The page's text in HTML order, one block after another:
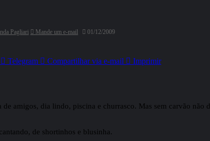
Pagliari Mande um e-mail
01/12/2009
Telegram Compartilhar via e-mail Imprimir
de amigos, dia lindo, piscina e churrasco. Mas sem carvão
de shortinhos e blusinha.